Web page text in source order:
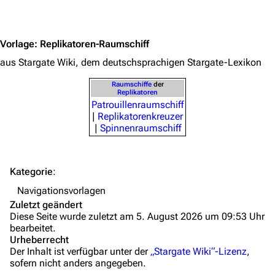
Zeitleiste
Fanprojekte
Kommerzielles
Mitmachen
Themengruppen
Letzte Änderungen
Wiki-Diskussion
Vorlage: Replikatoren-Raumschiff
aus Stargate Wiki, dem deutschsprachigen Stargate-Lexikon
Raumschiffeder
Replikatoren
Patrouillenraumschiff
| Replikatorenkreuzer
| Spinnenraumschiff
Kategorie:
Navigationsvorlagen
Zuletzt geändert
Diese Seite wurde zuletzt am 5. August 2026 um 09:53 Uhr
bearbeitet.
Urheberrecht
Der Inhalt ist verfügbar unter der „Stargate Wiki“-Lizenz,
sofern nicht anders angegeben.